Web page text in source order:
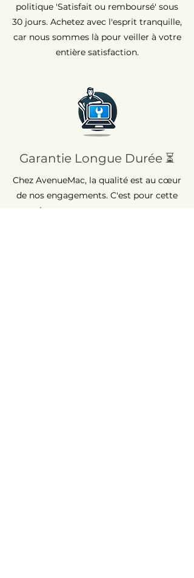
politique 'Satisfait ou remboursé' sous
30 jours. Achetez avec l'esprit tranquille,
car nous sommes là pour veiller à votre
entière satisfaction.
Garantie Longue Durée ⏳
Chez AvenueMac, la qualité est au cœur
de nos engagements. C'est pour cette
raison que nous proposons une